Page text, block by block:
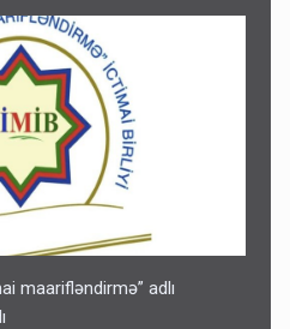
maarifləndirmə” adlı